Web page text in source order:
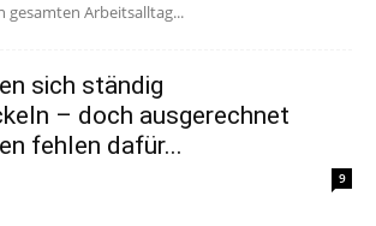
gesamten Arbeitsalltag...
sich ständig
– doch ausgerechnet
fehlen dafür...
9